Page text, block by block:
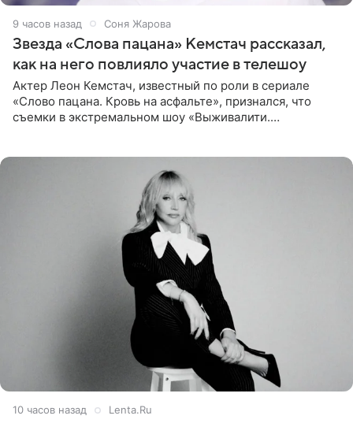
9 часов назад Соня Жарова
Звезда «Слова пацана» Кемстач рассказал,
как на него повлияло участие в телешоу
Актер Леон Кемстач, известный по роли в сериале
«Слово пацана. Кровь на асфальте», признался, что
съемки в экстремальном шоу «Выживалити.
10 часов назад Lenta.Ru